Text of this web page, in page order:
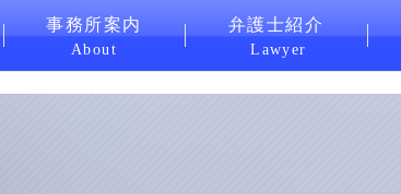
事務所案内
About
弁護士紹介
Lawyer